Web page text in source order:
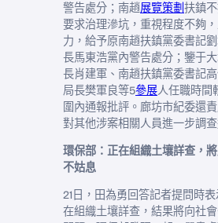
警告處分；南趙展覽策劃扶鎮
要求治理滲坑，重視程度不夠
力，給予原南趙扶鎮黨委書記
長馬東浩黨內警告處分；鑒于
長肖建軍、南趙扶鎮黨委書記
局長樊軍良等5參展人任職時間
圍內通報批評。廊坊市紀委還
對其他涉案相關人員進一步調查
環保部：正在組織土壤詳查，
不姑息
21日，田為勇回答記者提問時
在組織土壤詳查，結果將向社